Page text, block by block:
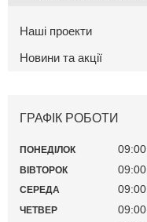
Наші проекти
Новини та акції
ГРАФІК РОБОТИ
ПОНЕДІЛОК 09:00
ВІВТОРОК 09:00
СЕРЕДА 09:00
ЧЕТВЕР 09:00